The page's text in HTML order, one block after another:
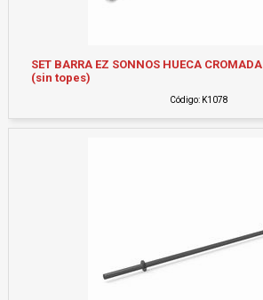
SET BARRA EZ SONNOS HUECA
(sin topes)
Código: K1078